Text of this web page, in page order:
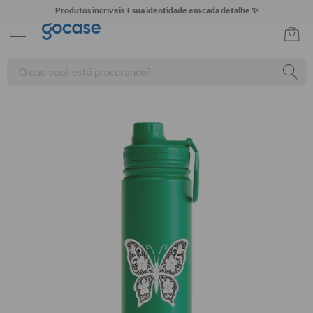
Produtos incríveis + sua identidade em cada detalhe ✨